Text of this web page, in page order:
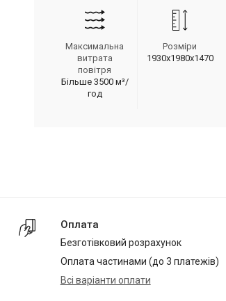
Максимальна
витрата
повітря
Більше 3500 м³/
год
Розміри
1930х1980х1470
Оплата
Безготівковий розрахунок
Оплата частинами (до 3 платежів)
Всі варіанти оплати